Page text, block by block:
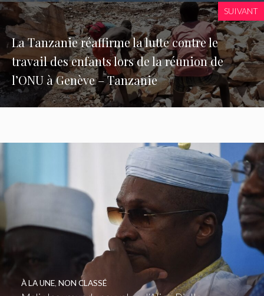
SUIVANT
La Tanzanie réaffirme la lutte contre le
travail des enfants lors de la réunion de
l’ONU à Genève – Tanzanie
À LA UNE, NON CLASSÉ